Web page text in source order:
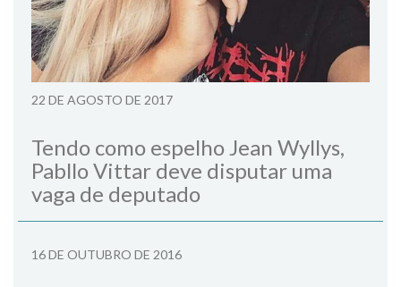
22 DE AGOSTO DE 2017
Tendo como espelho Jean Wyllys,
Pabllo Vittar deve disputar uma
vaga de deputado
16 DE OUTUBRO DE 2016